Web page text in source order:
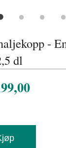
-
dl